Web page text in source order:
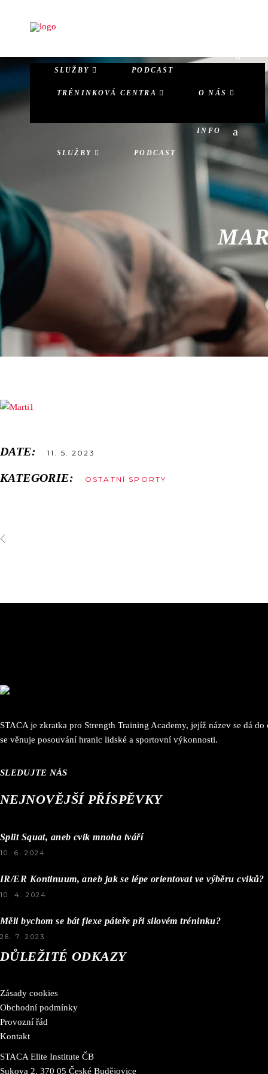
TRÉNINKOVÁ CENTRA O NÁS
SLUŽBY PODCAST
INFO
SLUŽBY PODCAST
DATE: 11. 5. 2023
KATEGORIE: OSTATNÍ SPORTY
STACA je zkratka pro Strength Training Academy, jejíž název se dá
se věnuje posouvání hranic lidské a sportovní výkonnosti.
SLEDUJTE NÁS
NEJNOVĚJŠÍ PŘÍSPĚVKY
Split Squat, aneb cvik mnoha tváří
10. 6. 2024
IR/ER Kontinuum, aneb jak se lépe orientovat ve výběru cviků?
10. 4. 2024
Měli bychom se bát flexe páteře při silovém tréninku?
26. 7. 2023
DŮLEŽITÉ ODKAZY
Zásady cookies
Obchodní podmínky
Provozní řád
Kontakt
STACA Elite Institute ČB
Sukova 2, 370 05 České Budějovice